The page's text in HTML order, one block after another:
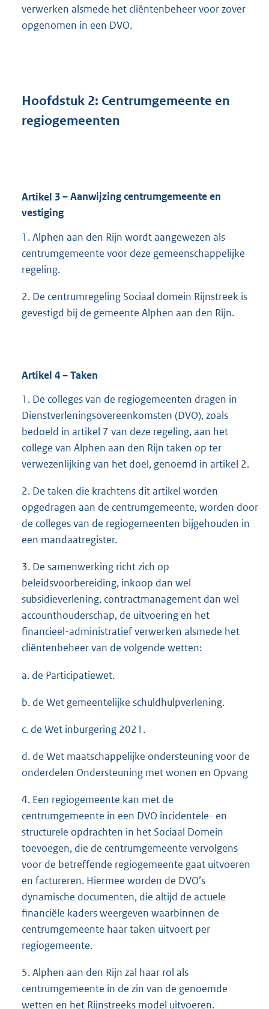
verwerken alsmede het cliëntenbeheer voor zover
opgenomen in een DVO.
Hoofdstuk 2: Centrumgemeente en
regiogemeenten
Artikel 3– Aanwijzing centrumgemeente en
vestiging
1. Alphen aan den Rijn wordt aangewezen als
centrumgemeente voor deze gemeenschappelijke
regeling.
2. De centrumregeling Sociaal domein Rijnstreek is
gevestigd bij de gemeente Alphen aan den Rijn.
Artikel 4– Taken
1. De colleges van de regiogemeenten dragen in
Dienstverleningsovereenkomsten (DVO), zoals
bedoeld in artikel 7 van deze regeling, aan het
college van Alphen aan den Rijn taken op ter
verwezenlijking van het doel, genoemd in artikel 2.
2. De taken die krachtens dit artikel worden
opgedragen aan de centrumgemeente, worden door
de colleges van de regiogemeenten bijgehouden in
een mandaatregister.
3. De samenwerking richt zich op
beleidsvoorbereiding, inkoop dan wel
subsidieverlening, contractmanagement dan wel
accounthouderschap, de uitvoering en het
financieel-administratief verwerken alsmede het
cliëntenbeheer van de volgende wetten:
a. de Participatiewet.
b. de Wet gemeentelijke schuldhulpverlening.
c. de Wet inburgering 2021.
d. de Wet maatschappelijke ondersteuning voor de
onderdelen Ondersteuning met wonen en Opvang
4. Een regiogemeente kan met de
centrumgemeente in een DVO incidentele- en
structurele opdrachten in het Sociaal Domein
toevoegen, die de centrumgemeente vervolgens
voor de betreffende regiogemeente gaat uitvoeren
en factureren. Hiermee worden de DVO’s
dynamische documenten, die altijd de actuele
financiële kaders weergeven waarbinnen de
centrumgemeente haar taken uitvoert per
regiogemeente.
5. Alphen aan den Rijn zal haar rol als
centrumgemeente in de zin van de genoemde
wetten en het Rijnstreeks model uitvoeren.